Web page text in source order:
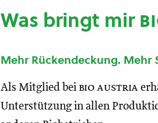
Was bringt mir
Mehr Rückendeckung. Mehr
Als Mitglied bei bio austria
Unterstützung in allen